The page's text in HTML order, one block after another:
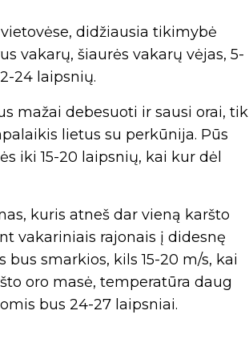
didžiausia tikimybė
vakarų, šiaurės vakarų vėjas, 5-
24 laipsnių.
mažai debesuoti ir sausi orai, tik
lietus su perkūnija. Pūs
iki 15-20 laipsnių, kai kur dėl
kuris atneš dar vieną karšto
vakariniais rajonais į didesnę
smarkios, kils 15-20 m/s, kai
oro masė, temperatūra daug
bus 24-27 laipsniai.